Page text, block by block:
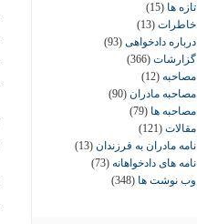
تازه ها (15)
خاطرات (13)
درباره دادخواهی (93)
گزارشات (366)
مصاحبه (12)
مصاحبه مادران (90)
مصاحبه ها (79)
مقالات (121)
نامه مادران به فرزندان (13)
نامه های دادخواهانه (73)
وب نوشت ها (348)